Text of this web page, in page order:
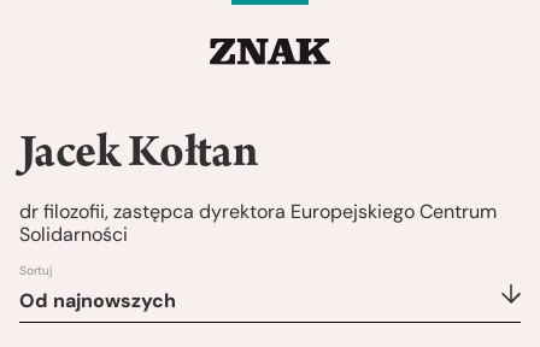
Jacek Kołtan
dr filozofii, zastępca dyrektora Europejskiego Centrum
Solidarności
Sortuj
Od najnowszych